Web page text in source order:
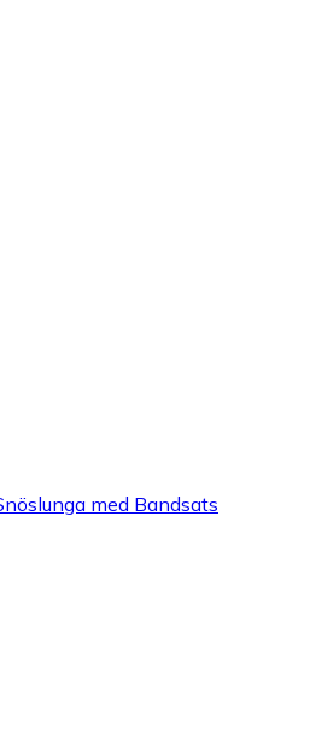
med Bandsats